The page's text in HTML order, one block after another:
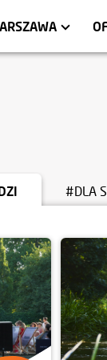
#DLA